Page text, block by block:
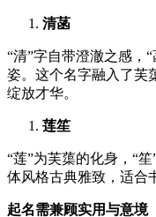
清菡
“清”字自带澄澈之感，
姿。这个名字融入了芙
绽放才华。
莲笙
“莲”为芙蕖的化身，“
体风格古典雅致，适合
起名需兼顾实用与意境